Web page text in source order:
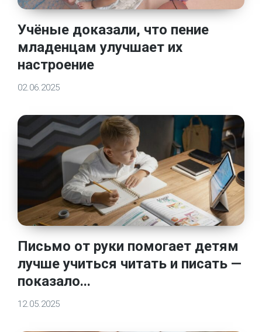
Учёные доказали, что пение
младенцам улучшает их
настроение
02.06.2025
Письмо от руки помогает детям
лучше учиться читать и писать —
показало...
12.05.2025